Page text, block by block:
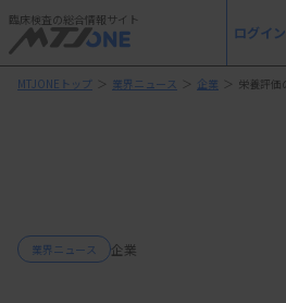
臨床検査の総合情報サイト
ログイン
MTJONEトップ ＞ 業界ニュース ＞ 企業 ＞ 栄養評
業界ニュース 企業